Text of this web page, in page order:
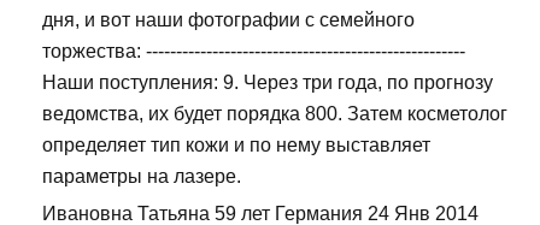
дня, и вот наши фотографии с семейного
торжества: -----------------------------------------------------
Наши поступления: 9. Через три года, по прогнозу
ведомства, их будет порядка 800. Затем косметолог
определяет тип кожи и по нему выставляет
параметры на лазере.
Ивановна Татьяна 59 лет Германия 24 Янв 2014